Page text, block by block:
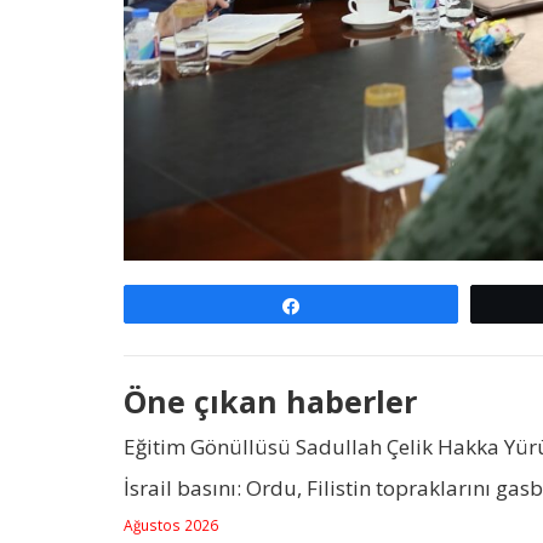
Öne çıkan haberler
Eğitim Gönüllüsü Sadullah Çelik Hakka
İsrail basını: Ordu, Filistin topraklarını
Ağustos 2026